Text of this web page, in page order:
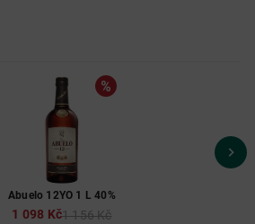
Abuelo 12YO 1 L 40%
1 098 Kč1 156 Kč